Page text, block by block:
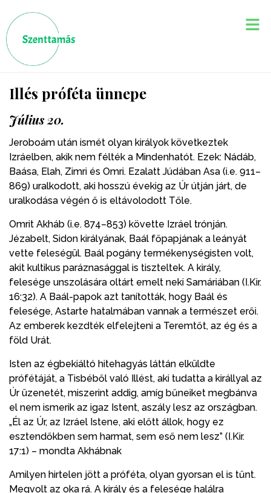
Illés próféta ünnepe
Július 20.
Jeroboám után ismét olyan királyok következtek
Izráelben, akik nem félték a Mindenhatót. Ezek: Nádáb,
Baása, Elah, Zimri és Omri. Ezalatt Júdában Asa (i.e. 911–
869) uralkodott, aki hosszú évekig az Úr útján járt, de
uralkodása végén ő is eltávolodott Tőle.
Omrit Akháb (i.e. 874–853) követte Izráel trónján.
Jézabelt, Sidon királyának, Baál főpapjának a leányát
vette feleségül. Baál pogány termékenységisten volt,
akit kultikus paráznasággal is tiszteltek. A király,
felesége unszolására oltárt emelt neki Samáriában (I.Kir.
16:32). A Baál-papok azt tanították, hogy Baál és
felesége, Astarte hatalmában vannak a természet erői.
Az emberek kezdték elfelejteni a Teremtőt, az ég és a
föld Urát.
Isten az égbekiáltó hitehagyás láttán elküldte
prófétáját, a Tisbéből való Illést, aki tudatta a királlyal az
Úr üzenetét, miszerint addig, amíg bűneiket megbánva
el nem ismerik az igaz Istent, aszály lesz az országban.
„Él az Úr, az Izráel Istene, aki előtt állok, hogy ez
esztendőkben sem harmat, sem eső nem lesz” (I.Kir.
17:1) – mondta Akhábnak
Amilyen hirtelen jött a próféta, olyan gyorsan el is tűnt.
Megvolt az oka rá. A király és a felesége halálra